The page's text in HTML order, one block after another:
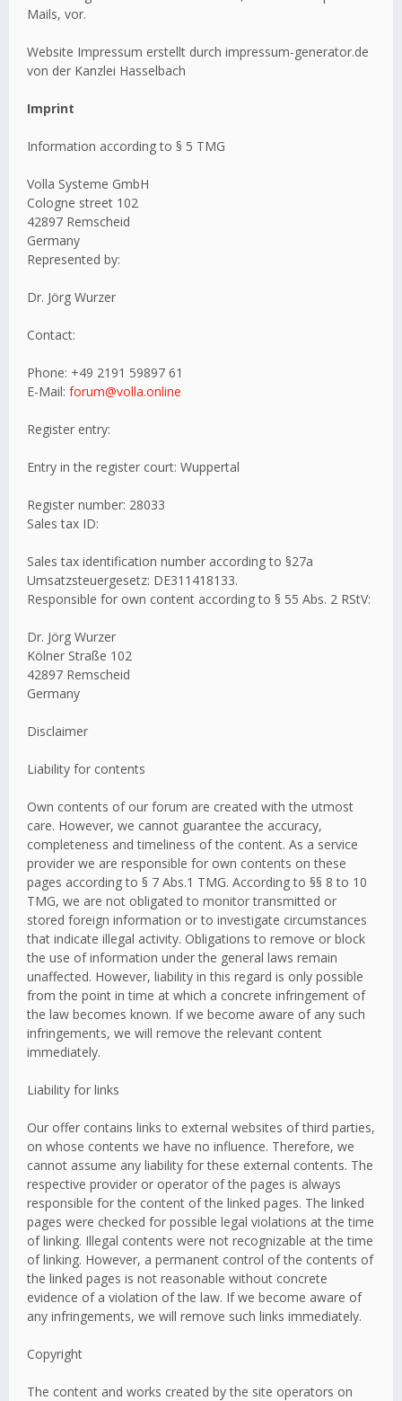
Mails, vor.
Website Impressum erstellt durch impressum-generator.de
von der Kanzlei Hasselbach
Imprint
Information according to § 5 TMG
Volla Systeme GmbH
Cologne street 102
42897 Remscheid
Germany
Represented by:
Dr. Jörg Wurzer
Contact:
Phone: +49 2191 59897 61
E-Mail: forum@volla.online
Register entry:
Entry in the register court: Wuppertal
Register number: 28033
Sales tax ID:
Sales tax identification number according to §27a
Umsatzsteuergesetz: DE311418133.
Responsible for own content according to § 55 Abs. 2 RStV:
Dr. Jörg Wurzer
Kölner Straße 102
42897 Remscheid
Germany
Disclaimer
Liability for contents
Own contents of our forum are created with the utmost
care. However, we cannot guarantee the accuracy,
completeness and timeliness of the content. As a service
provider we are responsible for own contents on these
pages according to § 7 Abs.1 TMG. According to §§ 8 to 10
TMG, we are not obligated to monitor transmitted or
stored foreign information or to investigate circumstances
that indicate illegal activity. Obligations to remove or block
the use of information under the general laws remain
unaffected. However, liability in this regard is only possible
from the point in time at which a concrete infringement of
the law becomes known. If we become aware of any such
infringements, we will remove the relevant content
immediately.
Liability for links
Our offer contains links to external websites of third parties,
on whose contents we have no influence. Therefore, we
cannot assume any liability for these external contents. The
respective provider or operator of the pages is always
responsible for the content of the linked pages. The linked
pages were checked for possible legal violations at the time
of linking. Illegal contents were not recognizable at the time
of linking. However, a permanent control of the contents of
the linked pages is not reasonable without concrete
evidence of a violation of the law. If we become aware of
any infringements, we will remove such links immediately.
Copyright
The content and works created by the site operators on